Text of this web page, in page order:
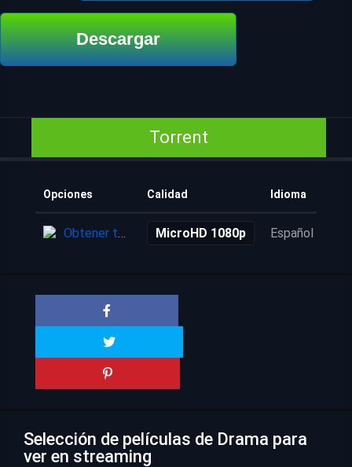
Descargar
Torrent
Opciones Calidad Idioma
Obtener torrent MicroHD 1080p Español
Selección de películas de Drama para
ver en streaming